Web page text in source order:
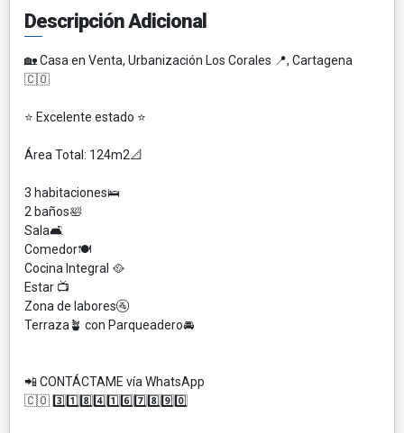
Descripción Adicional
🏡 Casa en Venta, Urbanización Los Corales 📍, Cartagena
🇨🇴
⭐️ Excelente estado ⭐️
Área Total: 124m2📐
3 habitaciones🛌
2 baños🛀
Sala🛋️
Comedor🍽️
Cocina Integral 🥘
Estar 📺
Zona de labores🚰
Terraza🪴 con Parqueadero🚘
📲 CONTÁCTAME vía WhatsApp
🇨🇴 3️⃣1️⃣8️⃣4️⃣1️⃣6️⃣7️⃣8️⃣9️⃣0️⃣